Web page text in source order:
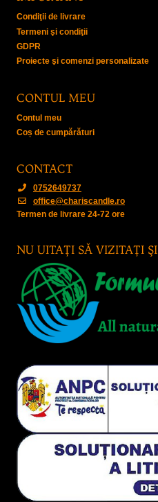
Condiţii de livrare
Termeni şi condiţii
GDPR
Proiecte şi comenzi personalizate
CONTUL MEU
Contul meu
Coș de cumpărături
CONTACT
0752649737
office@chariscandle.ro
Termen de livrare 24-72 ore
NU UITAŢI SĂ VIZITAŢI ŞI